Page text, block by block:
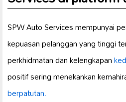
SPW Auto Services mempunyai
kepuasan pelanggan yang tinggi
perkhidmatan dan kelengkapan
positif sering menekankan
berpatutan.